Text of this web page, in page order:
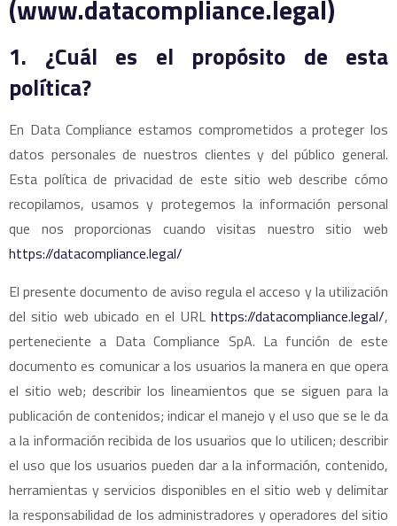
(www.datacompliance.legal)
1. ¿Cuál es el propósito de esta
política?
En Data Compliance estamos comprometidos a proteger los
datos personales de nuestros clientes y del público general.
Esta política de privacidad de este sitio web describe cómo
recopilamos, usamos y protegemos la información personal
que nos proporcionas cuando visitas nuestro sitio web
https://datacompliance.legal/
El presente documento de aviso regula el acceso y la utilización
del sitio web ubicado en el URL https://datacompliance.legal/,
perteneciente a Data Compliance SpA. La función de este
documento es comunicar a los usuarios la manera en que opera
el sitio web; describir los lineamientos que se siguen para la
publicación de contenidos; indicar el manejo y el uso que se le da
a la información recibida de los usuarios que lo utilicen; describir
el uso que los usuarios pueden dar a la información, contenido,
herramientas y servicios disponibles en el sitio web y delimitar
la responsabilidad de los administradores y operadores del sitio